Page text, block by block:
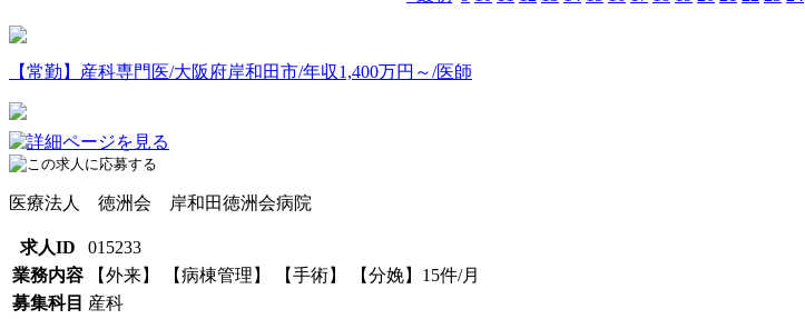
【常勤】産科専門医/大阪府岸和田市/年収1,400万円～/医師
医療法人 徳洲会 岸和田徳洲会病院
求人ID
015233
業務内容
【外来】 【病棟管理】 【手術】 【分娩】15件/月
募集科目 産科